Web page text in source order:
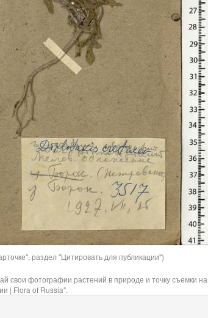
раздел "Цитировать для публикации")
свои фотографии растений в природе и точку съемки на
| Flora of Russia".